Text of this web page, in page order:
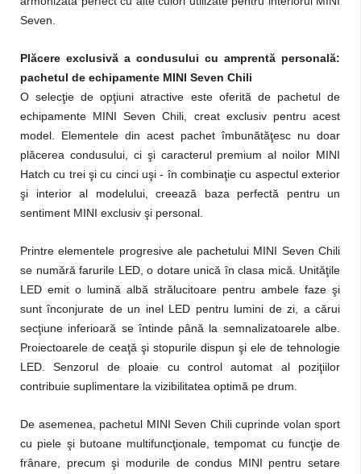
Seven.
Plăcere exclusivă a condusului cu amprentă personală:
pachetul de echipamente MINI Seven Chili
O selecţie de opţiuni atractive este oferită de pachetul de
echipamente MINI Seven Chili, creat exclusiv pentru acest
model. Elementele din acest pachet îmbunătăţesc nu doar
plăcerea condusului, ci şi caracterul premium al noilor MINI
Hatch cu trei şi cu cinci uşi - în combinaţie cu aspectul exterior
şi interior al modelului, creează baza perfectă pentru un
sentiment MINI exclusiv şi personal.
Printre elementele progresive ale pachetului MINI Seven Chili
se numără farurile LED, o dotare unică în clasa mică. Unităţile
LED emit o lumină albă strălucitoare pentru ambele faze şi
sunt înconjurate de un inel LED pentru lumini de zi, a cărui
secţiune inferioară se întinde până la semnalizatoarele albe.
Proiectoarele de ceaţă şi stopurile dispun şi ele de tehnologie
LED. Senzorul de ploaie cu control automat al poziţiilor
contribuie suplimentare la vizibilitatea optimă pe drum.
De asemenea, pachetul MINI Seven Chili cuprinde volan sport
cu piele şi butoane multifuncţionale, tempomat cu funcţie de
frânare, precum şi modurile de condus MINI pentru setare